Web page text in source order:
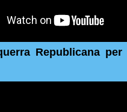
Republicana